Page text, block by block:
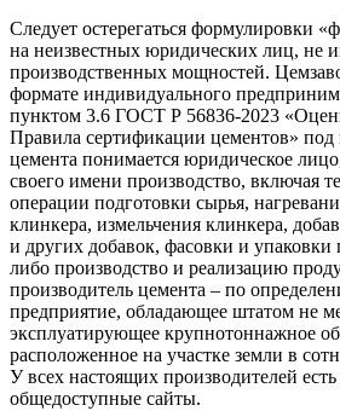
Следует остерегаться формулировки
на неизвестных юридических лиц, не
производственных мощностей.
формате индивидуального
пунктом 3.6 ГОСТ Р 56836-2023
Правила сертификации цементов» под
цемента понимается юридическое
своего имени производство, включая
операции подготовки сырья,
клинкера, измельчения клинкера,
и других добавок, фасовки и упаковки
либо производство и реализацию
производитель цемента – по
предприятие, обладающее штатом не
эксплуатирующее крупнотоннажное
расположенное на участке земли в
У всех настоящих производителей
общедоступные сайты.